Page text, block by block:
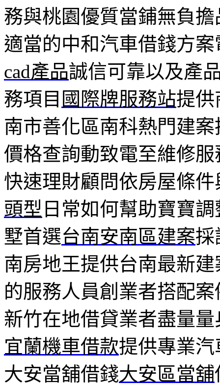
務與桃園優質當鋪無負
適當的中和汽車借錢方
cad產品誠信可靠以及產
務項目 國際牌服務站提供
南市善化區南科熱門建案
價格查詢動致電至維修
快速理財顧問依房屋條
頭型 日常如何幫助寶寶
墅首選台南安南區建案採
南房地王提供台南最新建
的服務人員創業者搭配
新竹在地借貸業者盡量
宜蘭機車借款提供專業
大安當舖借錢大安區當舖